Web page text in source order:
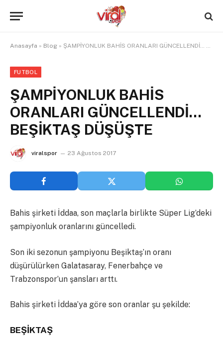
Anasayfa » Blog » ŞAMPİYONLUK BAHİS ORANLARI GÜNCELLENDİ… BEŞİKTAŞ DÜŞÜŞTE
FUTBOL
ŞAMPİYONLUK BAHİS
ORANLARI GÜNCELLENDİ…
BEŞİKTAŞ DÜŞÜŞTE
viralspor 23 Ağustos 2017
Bahis şirketi İddaa, son maçlarla birlikte Süper Lig’deki
şampiyonluk oranlarını güncelledi.
Son iki sezonun şampiyonu Beşiktaş’ın oranı
düşürülürken Galatasaray, Fenerbahçe ve
Trabzonspor’un şansları arttı.
Bahis şirketi İddaa’ya göre son oranlar şu şekilde:
BEŞİKTAŞ